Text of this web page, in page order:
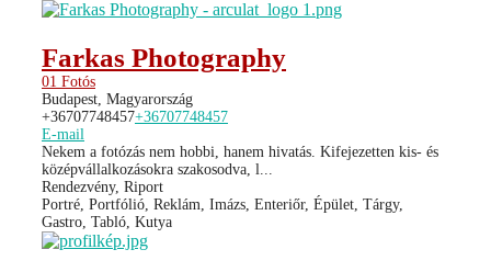
Farkas Photography
01 Fotós
Budapest, Magyarország
+36707748457+36707748457
E-mail
Nekem a fotózás nem hobbi, hanem hivatás. Kifejezetten kis- és
középvállalkozásokra szakosodva, l...
Rendezvény, Riport
Portré, Portfólió, Reklám, Imázs, Enteriőr, Épület, Tárgy,
Gastro, Tabló, Kutya